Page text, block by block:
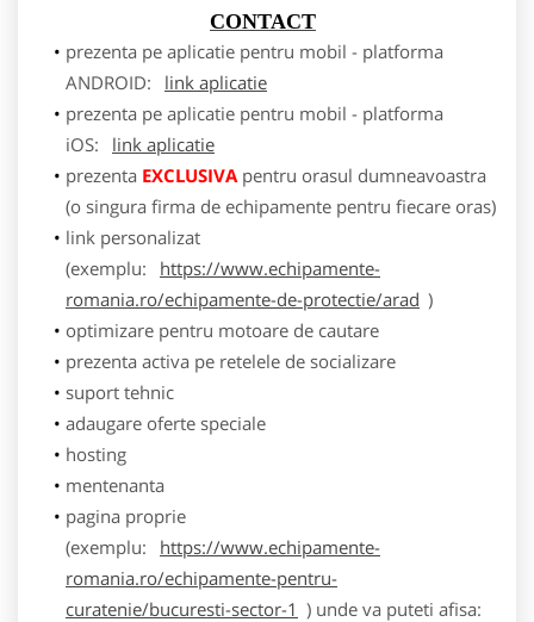
CONTACT
prezenta pe aplicatie pentru mobil - platforma
ANDROID:
link aplicatie
prezenta pe aplicatie pentru mobil - platforma
iOS:
link aplicatie
prezenta EXCLUSIVApentru orasul dumneavoastra
(o singura firma de echipamente pentru fiecare oras)
link personalizat
(exemplu:
https://www.echipamente-
romania.ro/echipamente-de-protectie/arad )
optimizare pentru motoare de cautare
prezenta activa pe retelele de socializare
suport tehnic
adaugare oferte speciale
hosting
mentenanta
pagina proprie
(exemplu:
https://www.echipamente-
romania.ro/echipamente-pentru-
curatenie/bucuresti-sector-1 ) unde va puteti afisa: